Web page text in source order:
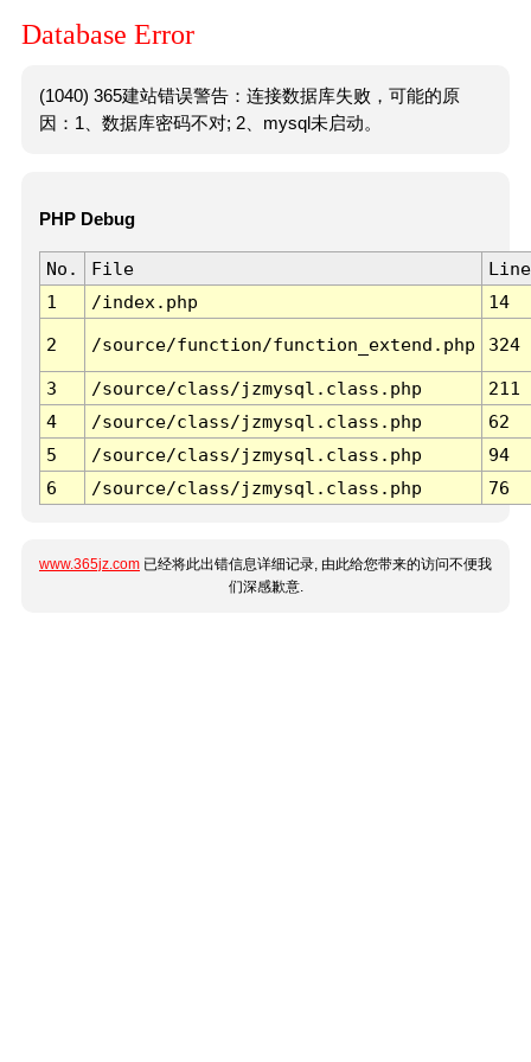
Database Error
(1040) 365建站错误警告：连接数据库失败，可能的原
因：1、数据库密码不对; 2、mysql未启动。
PHP Debug
No. File
Line
1
/index.php 14
2 /source/function/function_extend.php 324
3 /source/class/jzmysql.class.php
211
4
/source/class/jzmysql.class.php
62
5
/source/class/jzmysql.class.php
94
6
/source/class/jzmysql.class.php 76
www.365jz.com 已经将此出错信息详细记录, 由此给您带来的访问不便我
们深感歉意.